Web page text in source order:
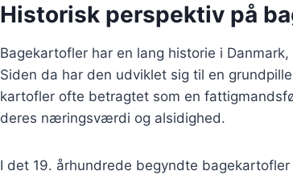
Historisk perspektiv på
Bagekartofler har en lang historie i
Siden da har den udviklet sig til en
kartofler ofte betragtet som en
deres næringsværdi og alsidighed.
I det 19. århundrede begyndte